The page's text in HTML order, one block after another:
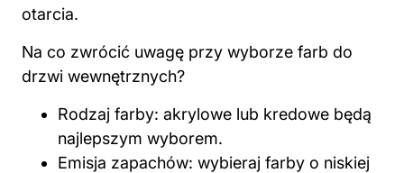
otarcia.
Na co zwrócić uwagę przy wyborze farb do
drzwi wewnętrznych?
Rodzaj farby: akrylowe lub kredowe będą
najlepszym wyborem.
Emisja zapachów: wybieraj farby o niskiej